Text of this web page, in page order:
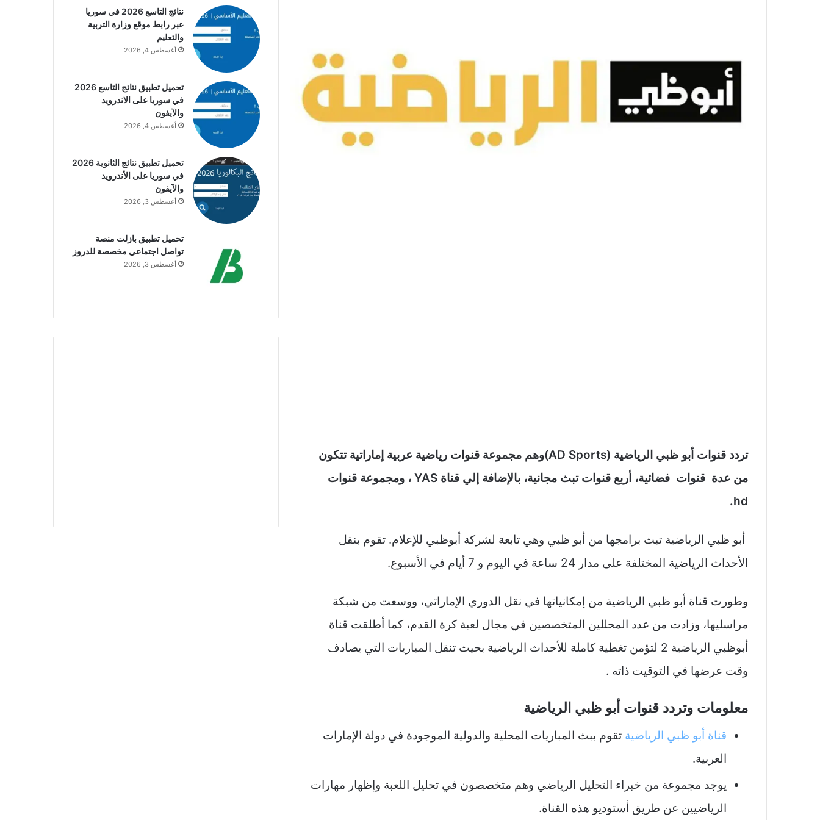
تردد قنوات أبو ظبي الرياضية (AD Sports)وهم مجموعة قنوات رياضية عربية إماراتية تتكون
من عدة قنوات فضائية، أربع قنوات تبث مجانية، بالإضافة إلي قناة YAS ، ومجموعة قنوات
hd.
أبو ظبي الرياضية تبث برامجها من أبو ظبي وهي تابعة لشركة أبوظبي للإعلام. تقوم بنقل
الأحداث الرياضية المختلفة على مدار 24 ساعة في اليوم و 7 أيام في الأسبوع.
وطورت قناة أبو ظبي الرياضية من إمكانياتها في نقل الدوري الإماراتي، ووسعت من شبكة
مراسليها، وزادت من عدد المحللين المتخصصين في مجال لعبة كرة القدم، كما أطلقت قناة
أبوظبي الرياضية 2 لتؤمن تغطية كاملة للأحداث الرياضية بحيث تنقل المباريات التي يصادف
وقت عرضها في التوقيت ذاته .
معلومات وتردد قنوات أبو ظبي الرياضية
قناة أبو ظبي الرياضية تقوم ببث المباريات المحلية والدولية الموجودة في دولة الإمارات
العربية.
يوجد مجموعة من خبراء التحليل الرياضي وهم متخصصون في تحليل اللعبة وإظهار مهارات
الرياضيين عن طريق أستوديو هذه القناة.
نتائج التاسع 2026 في سوريا
عبر رابط موقع وزارة التربية
والتعليم
أغسطس 4, 2026
تحميل تطبيق نتائج التاسع 2026
في سوريا على الاندرويد
والآيفون
أغسطس 4, 2026
تحميل تطبيق نتائج الثانوية 2026
في سوريا على الأندرويد
والآيفون
أغسطس 3, 2026
تحميل تطبيق بازلت منصة
تواصل اجتماعي مخصصة للدروز
أغسطس 3, 2026